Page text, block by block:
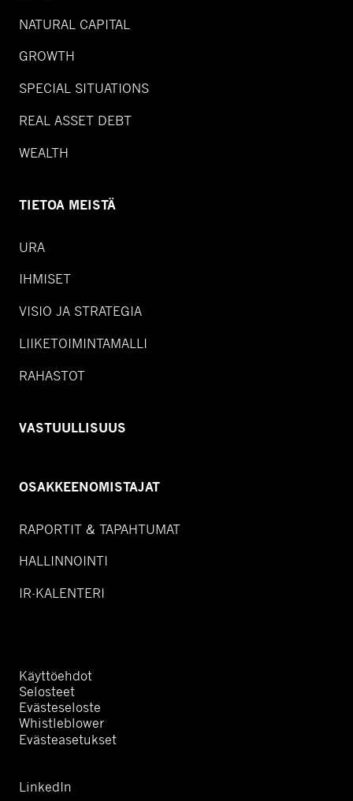
NATURAL CAPITAL
GROWTH
SPECIAL SITUATIONS
REAL ASSET DEBT
WEALTH
TIETOA MEISTÄ
URA
IHMISET
VISIO JA STRATEGIA
LIIKETOIMINTAMALLI
RAHASTOT
VASTUULLISUUS
OSAKKEENOMISTAJAT
RAPORTIT & TAPAHTUMAT
HALLINNOINTI
IR-KALENTERI
Käyttöehdot
Selosteet
Evästeseloste
Whistleblower
Evästeasetukset
LinkedIn